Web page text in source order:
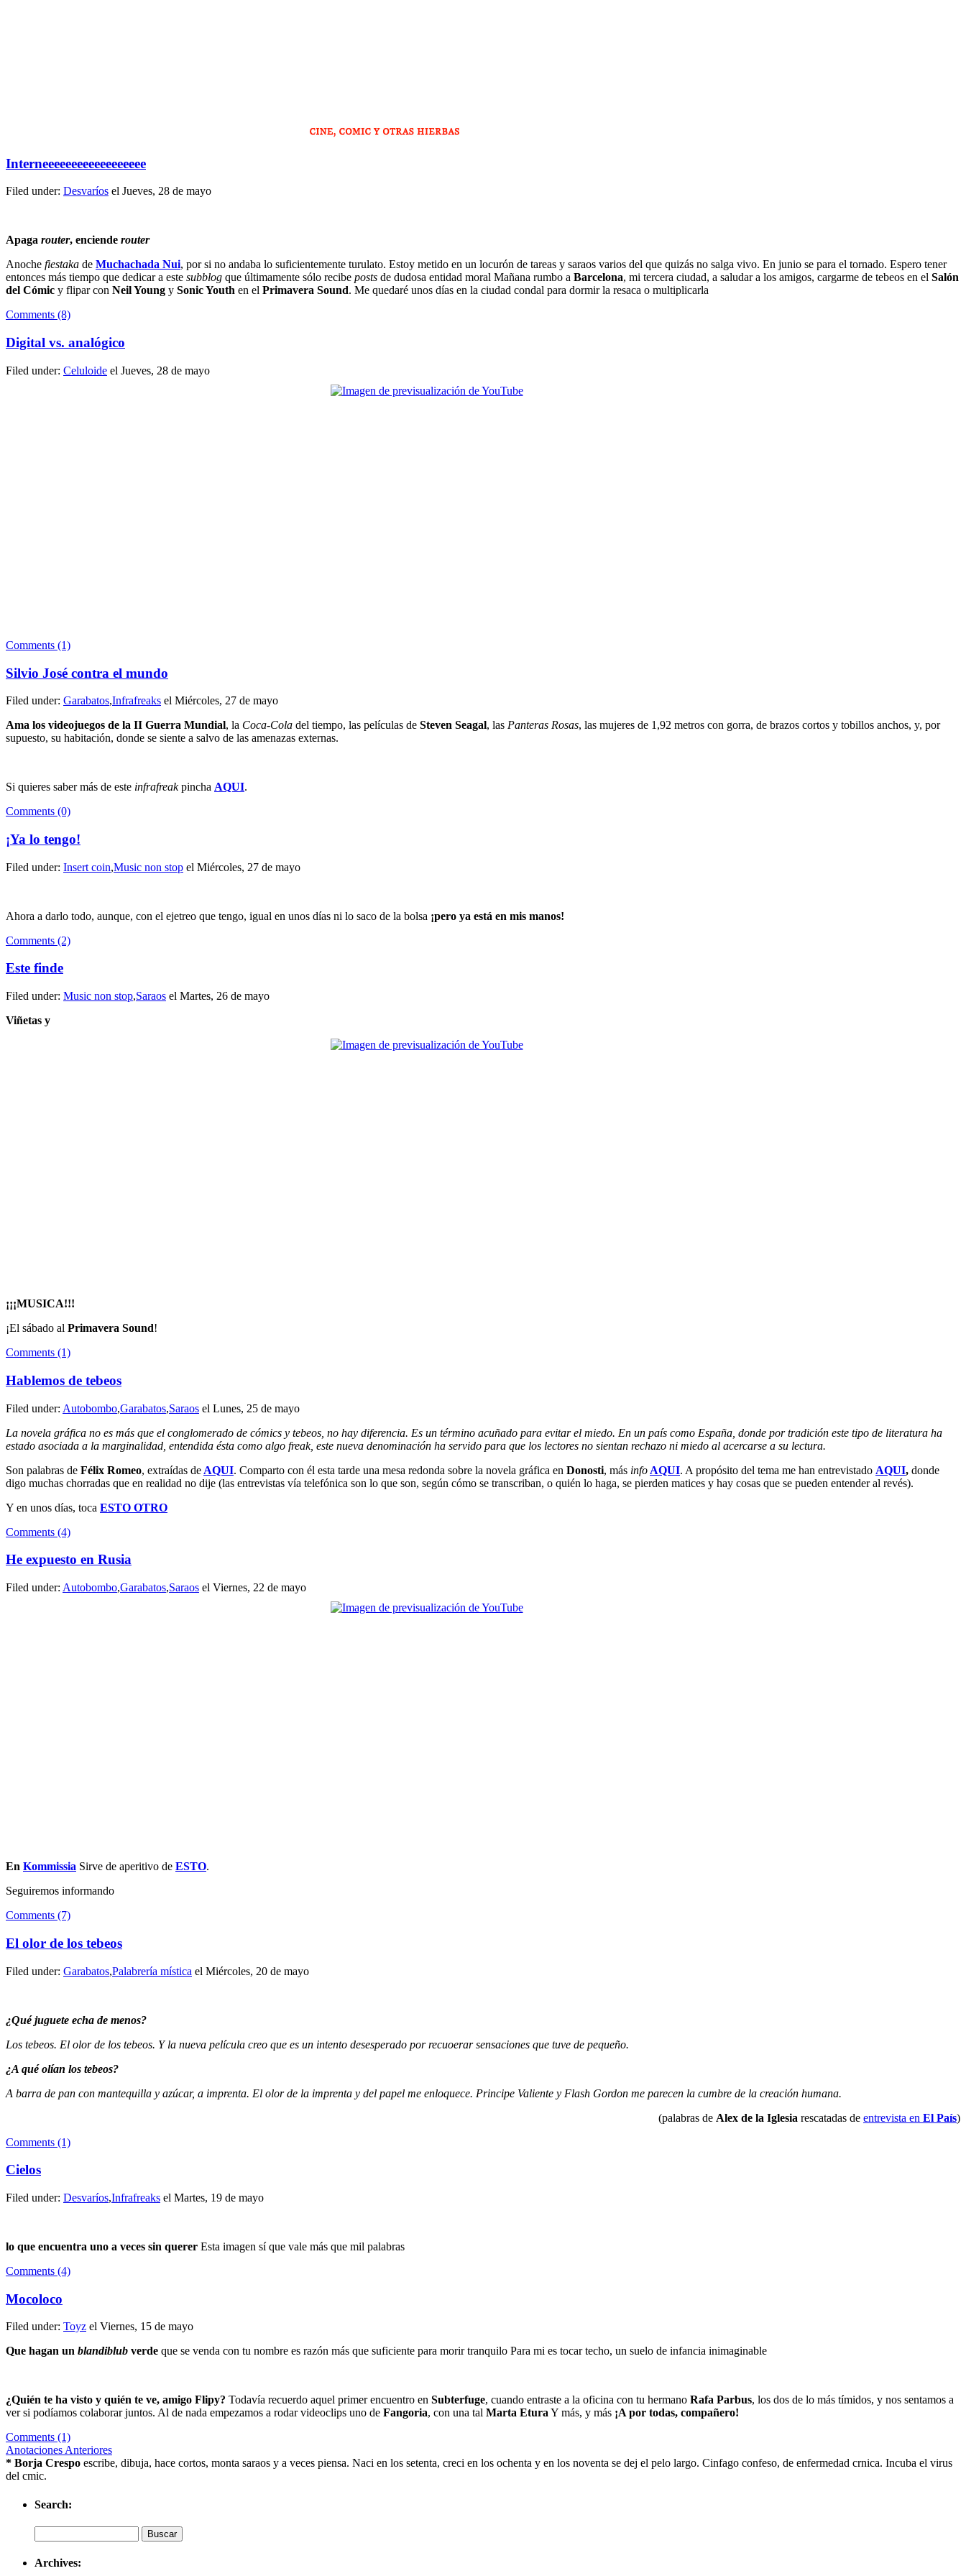
Interneeeeeeeeeeeeeeeeee
Filed under: Desvaríos el Jueves, 28 de mayo
Apaga router, enciende router
Anoche fiestaka de Muchachada Nui, por si no andaba lo suficientemente turulato. Estoy metido en un locurón de tareas y saraos varios del que quizás no salga vivo. En junio se para el tornado. Espero tener
entonces más tiempo que dedicar a este subblog que últimamente sólo recibe posts de dudosa entidad moral Mañana rumbo a Barcelona, mi tercera ciudad, a saludar a los amigos, cargarme de tebeos en el Salón
del Cómic y flipar con Neil Young y Sonic Youth en el Primavera Sound. Me quedaré unos días en la ciudad condal para dormir la resaca o multiplicarla
Comments (8)
Digital vs. analógico
Filed under: Celuloide el Jueves, 28 de mayo
Comments (1)
Silvio José contra el mundo
Filed under: Garabatos,Infrafreaks el Miércoles, 27 de mayo
Ama los videojuegos de la II Guerra Mundial, la Coca-Cola del tiempo, las películas de Steven Seagal, las Panteras Rosas, las mujeres de 1,92 metros con gorra, de brazos cortos y tobillos anchos, y, por
supuesto, su habitación, donde se siente a salvo de las amenazas externas.
Si quieres saber más de este infrafreakpincha AQUI.
Comments (0)
¡Ya lo tengo!
Filed under: Insert coin,Music non stop el Miércoles, 27 de mayo
Ahora a darlo todo, aunque, con el ejetreo que tengo, igual en unos días ni lo saco de la bolsa ¡pero ya está en mis manos!
Comments (2)
Este finde
Filed under: Music non stop,Saraos el Martes, 26 de mayo
Viñetas y
¡¡¡MUSICA!!!
¡El sábado al Primavera Sound!
Comments (1)
Hablemos de tebeos
Filed under: Autobombo,Garabatos,Saraos el Lunes, 25 de mayo
La novela gráfica no es más que el conglomerado de cómics y tebeos, no hay diferencia. Es un término acuñado para evitar el miedo. En un país como España, donde por tradición este tipo de literatura ha
estado asociada a la marginalidad, entendida ésta como algo freak, este nueva denominación ha servido para que los lectores no sientan rechazo ni miedo al acercarse a su lectura.
Son palabras de Félix Romeo, extraídas de AQUI. Comparto con él esta tarde una mesa redonda sobre la novela gráfica en Donosti, más info AQUI. A propósito del tema me han entrevistado AQUI, donde
digo muchas chorradas que en realidad no dije (las entrevistas vía telefónica son lo que son, según cómo se transcriban, o quién lo haga, se pierden matices y hay cosas que se pueden entender al revés).
Y en unos días, toca ESTO OTRO
Comments (4)
He expuesto en Rusia
Filed under: Autobombo,Garabatos,Saraos el Viernes, 22 de mayo
En Kommissia Sirve de aperitivo de ESTO.
Seguiremos informando
Comments (7)
El olor de los tebeos
Filed under: Garabatos,Palabrería mística el Miércoles, 20 de mayo
¿Qué juguete echa de menos?
Los tebeos. El olor de los tebeos. Y la nueva película creo que es un intento desesperado por recuoerar sensaciones que tuve de pequeño.
¿A qué olían los tebeos?
A barra de pan con mantequilla y azúcar, a imprenta. El olor de la imprenta y del papel me enloquece. Principe Valiente y Flash Gordon me parecen la cumbre de la creación humana.
(palabras de Alex de la Iglesia rescatadas de entrevista en El País)
Comments (1)
Cielos
Filed under: Desvaríos,Infrafreaks el Martes, 19 de mayo
lo que encuentra uno a veces sin querer Esta imagen sí que vale más que mil palabras
Comments (4)
Mocoloco
Filed under: Toyz el Viernes, 15 de mayo
Que hagan un blandiblub verde que se venda con tu nombre es razón más que suficiente para morir tranquilo Para mi es tocar techo, un suelo de infancia inimaginable
¿Quién te ha visto y quién te ve, amigo Flipy? Todavía recuerdo aquel primer encuentro en Subterfuge, cuando entraste a la oficina con tu hermano Rafa Parbus, los dos de lo más tímidos, y nos sentamos a
ver si podíamos colaborar juntos. Al de nada empezamos a rodar videoclips uno de Fangoria, con una tal Marta Etura Y más, y más ¡A por todas, compañero!
Comments (1)
Anotaciones Anteriores
* Borja Crespo escribe, dibuja, hace cortos, monta saraos y a veces piensa. Naci en los setenta, creci en los ochenta y en los noventa se dej el pelo largo. Cinfago confeso, de enfermedad crnica. Incuba el virus
del cmic.
Search:
Archives: